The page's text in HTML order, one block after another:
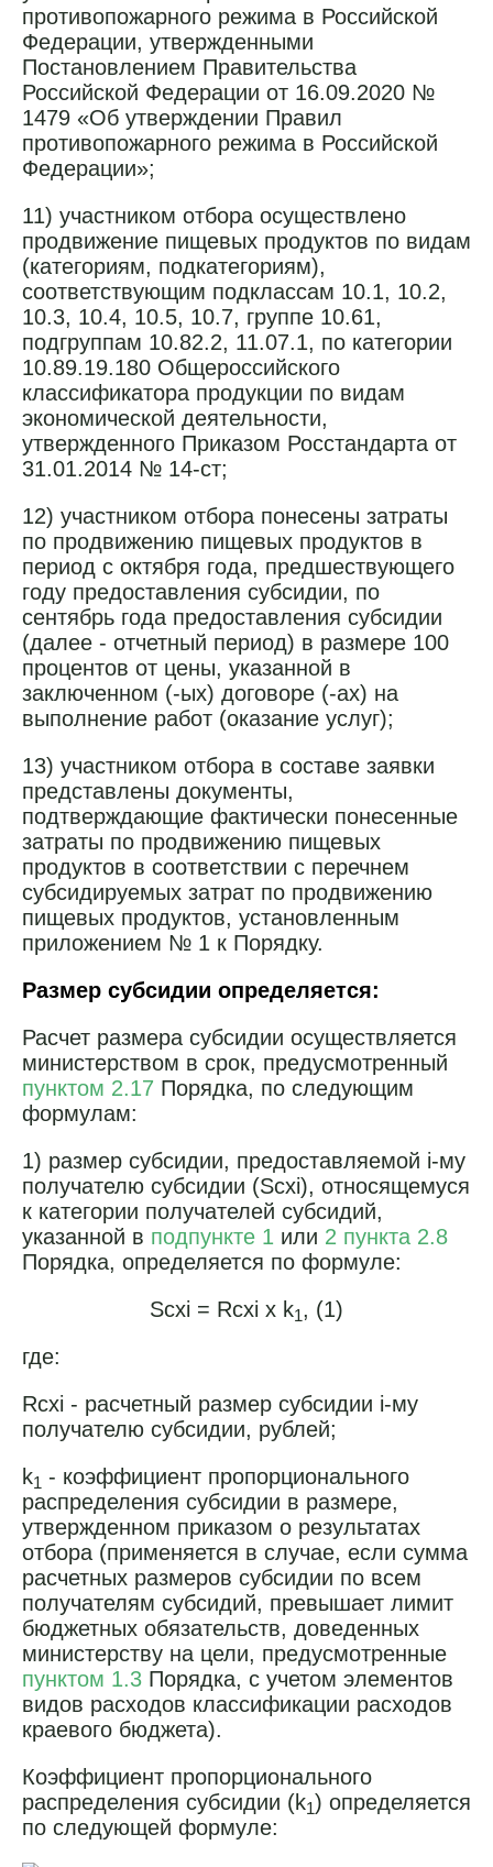
противопожарного режима в Российской
Федерации, утвержденными
Постановлением Правительства
Российской Федерации от 16.09.2020 №
1479 «Об утверждении Правил
противопожарного режима в Российской
Федерации»;
11) участником отбора осуществлено
продвижение пищевых продуктов по видам
(категориям, подкатегориям),
соответствующим подклассам 10.1, 10.2,
10.3, 10.4, 10.5, 10.7, группе 10.61,
подгруппам 10.82.2, 11.07.1, по категории
10.89.19.180 Общероссийского
классификатора продукции по видам
экономической деятельности,
утвержденного Приказом Росстандарта от
31.01.2014 № 14-ст;
12) участником отбора понесены затраты
по продвижению пищевых продуктов в
период с октября года, предшествующего
году предоставления субсидии, по
сентябрь года предоставления субсидии
(далее - отчетный период) в размере 100
процентов от цены, указанной в
заключенном (-ых) договоре (-ах) на
выполнение работ (оказание услуг);
13) участником отбора в составе заявки
представлены документы,
подтверждающие фактически понесенные
затраты по продвижению пищевых
продуктов в соответствии с перечнем
субсидируемых затрат по продвижению
пищевых продуктов, установленным
приложением № 1 к Порядку.
Размер субсидии определяется:
Расчет размера субсидии осуществляется
министерством в срок, предусмотренный
пунктом 2.17 Порядка, по следующим
формулам:
1) размер субсидии, предоставляемой i-му
получателю субсидии (Scxi), относящемуся
к категории получателей субсидий,
указанной в подпункте 1 или 2 пункта 2.8
Порядка, определяется по формуле:
Scxi = Rcxi x k1, (1)
где:
Rсхi - расчетный размер субсидии i-му
получателю субсидии, рублей;
k1 - коэффициент пропорционального
распределения субсидии в размере,
утвержденном приказом о результатах
отбора (применяется в случае, если сумма
расчетных размеров субсидии по всем
получателям субсидий, превышает лимит
бюджетных обязательств, доведенных
министерству на цели, предусмотренные
пунктом 1.3 Порядка, с учетом элементов
видов расходов классификации расходов
краевого бюджета).
Коэффициент пропорционального
распределения субсидии (k1) определяется
по следующей формуле: